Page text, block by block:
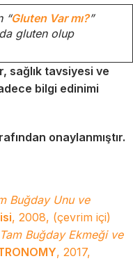
“Gluten Var mı?”
gluten olup
sağlık tavsiyesi ve
bilgi edinimi
onaylanmıştır.
Buğday Unu ve
, 2008, (çevrim içi)
Tam Buğday Ekmeği ve
, 2017,